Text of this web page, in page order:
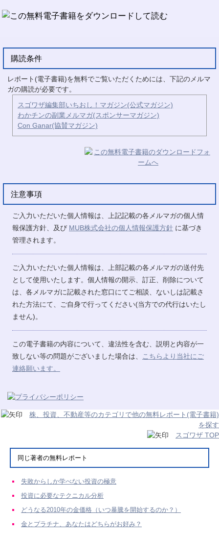
購読条件
レポート(電子書籍)を無料でご覧いただくためには、下記のメルマ
ガの購読が必要です。
スゴワザ編集部いちおし！マガジン(公式マガジン)
わかチンの副業メルマガ(スポンサーマガジン)
Con Ganar(協賛マガジン)
注意事項
ご入力いただいた個人情報は、上記記載の各メルマガの個人情
報保護方針、及び MUB株式会社の個人情報保護方針 に基づき
管理されます。
ご入力いただいた個人情報は、上部記載の各メルマガの送付先
として使用いたします。個人情報の開示、訂正、削除について
は、各メルマガに記載された窓口にてご相談、ないしは記載さ
れた方法にて、ご自身で行ってください(当方での代行はいたし
ません)。
この電子書籍の内容について、違法性を含む、説明と内容が一
致しない等の問題がございました場合は、
こちらより当社にご
連絡願います。
株、投資、不動産等のカテゴリで他の無料レポート(電子書籍)
を探す
スゴワザ TOP
同じ著者の無料レポート
失敗からしか学べない投資の極意
投資に必要なテクニカル分析
どうなる2010年の金価格（いつ暴騰を開始するのか？）
金とプラチナ、あなたはどちらがお好み？